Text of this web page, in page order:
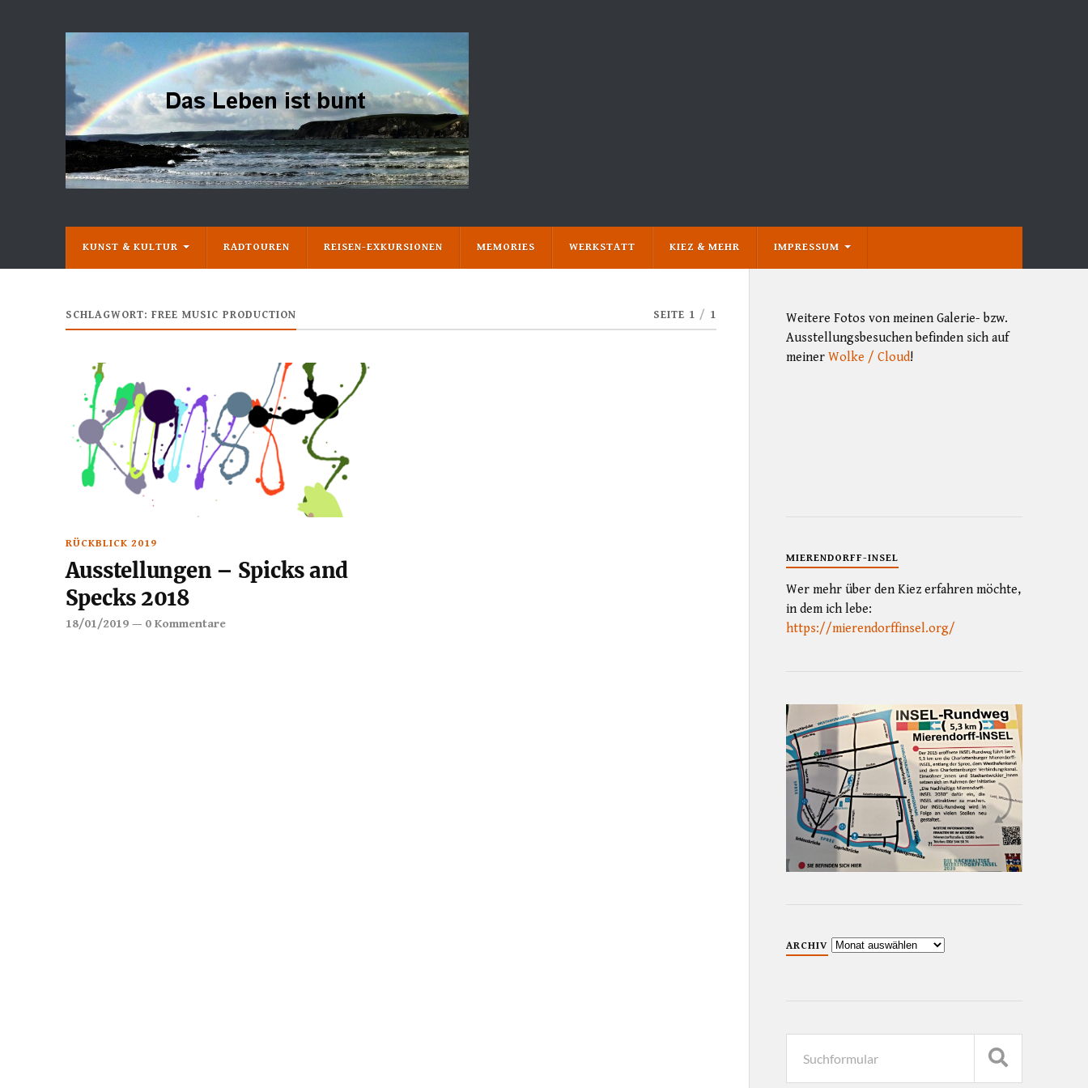
KUNST & KULTUR RADTOUREN REISEN-EXKURSIONEN MEMORIES WERKSTATT KIEZ & MEHR IMPRESSUM
SCHLAGWORT: FREE MUSIC PRODUCTION SEITE 1 / 1
RÜCKBLICK 2019
Ausstellungen – Spicks and
Specks 2018
18/01/2019— 0 Kommentare
Weitere Fotos von meinen Galerie- bzw.
Ausstellungsbesuchen befinden sich auf
meiner Wolke / Cloud!
MIERENDORFF-INSEL
Wer mehr über den Kiez erfahren möchte,
in dem ich lebe:
https://mierendorffinsel.org/
ARCHIV